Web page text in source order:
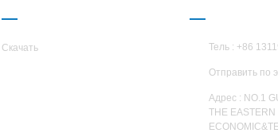
Скачать Тель : +86
Отправить по
Адрес : NO.1
THE